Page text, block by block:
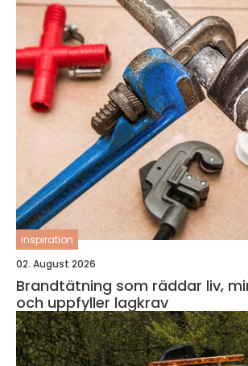
inspiration
02. August 2026
Brandtätning som räddar liv,
och uppfyller lagkrav